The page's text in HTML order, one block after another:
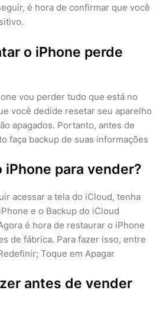
é hora de confirmar que você
o iPhone perde
vou perder tudo que está no
você dedide resetar seu aparelho
apagados. Portanto, antes de
faça backup de suas informações
iPhone para vender?
acessar a tela do iCloud, tenha
e o Backup do iCloud
é hora de restaurar o iPhone
de fábrica. Para fazer isso, entre
Toque em Apagar
antes de vender